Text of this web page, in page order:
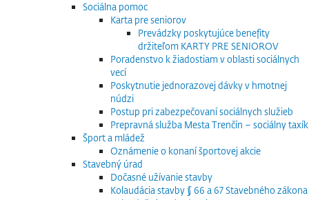
Sociálna pomoc
Karta pre seniorov
Prevádzky poskytujúce benefity
držiteľom KARTY PRE SENIOROV
Poradenstvo k žiadostiam v oblasti sociálnych
vecí
Poskytnutie jednorazovej dávky v hmotnej
núdzi
Postup pri zabezpečovaní sociálnych služieb
Prepravná služba Mesta Trenčín – sociálny taxík
Šport a mládež
Oznámenie o konaní športovej akcie
Stavebný úrad
Dočasné užívanie stavby
Kolaudácia stavby § 66 a 67 Stavebného zákona